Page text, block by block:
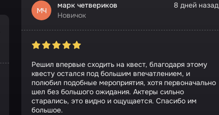
МЧ
марк четвериков
Новичок
8 дней назад
Решил впервые сходить на квест, благодаря этому
квесту остался под большим впечатлением, и
полюбил подобные мероприятия, хотя первоначально
шел без большого ожидания. Актеры сильно
старались, это видно и ощущается. Спасибо им
большое.